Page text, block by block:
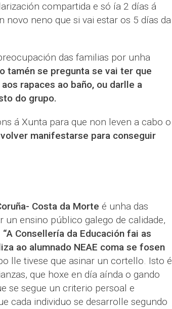
compartida e só ía 2 días á
neno que si vai estar os 5 días da
das familias por unha
tamén se pregunta se vai ter que
rapaces ao baño, ou darlle a
do grupo.
á Xunta para que non leven a cabo o
manifestarse para conseguir
Costa da Morte é unha das
un ensino público galego de calidade,
“A Consellería da Educación fai as
ao alumnado NEAE coma se fosen
lle tivese que asinar un cortello. Isto é
que hoxe en día aínda o gando
se segue un criterio persoal e
cada individuo se desarrolle segundo